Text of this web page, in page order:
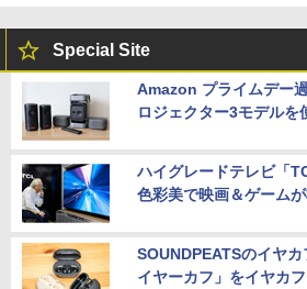
Special Site
Amazon プライムデー
ロジェクター3モデルを
ハイグレードテレビ「
色彩美で映画＆ゲーム
SOUNDPEATSのイヤ
イヤーカフ」をイヤカ